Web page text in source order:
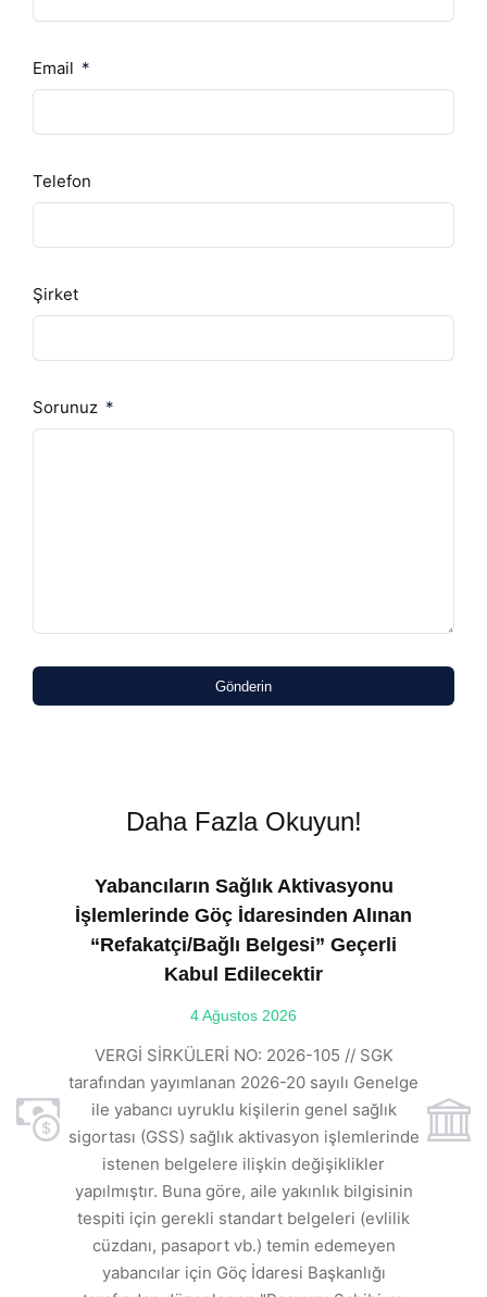
Email
Telefon
Şirket
Sorunuz
Gönderin
Daha Fazla Okuyun!
Yabancıların Sağlık Aktivasyonu
İşlemlerinde Göç İdaresinden Alınan
“Refakatçi/Bağlı Belgesi” Geçerli
Kabul Edilecektir
4 Ağustos 2026
VERGİ SİRKÜLERİ NO: 2026-105 // SGK
tarafından yayımlanan 2026-20 sayılı Genelge
ile yabancı uyruklu kişilerin genel sağlık
sigortası (GSS) sağlık aktivasyon işlemlerinde
istenen belgelere ilişkin değişiklikler
yapılmıştır. Buna göre, aile yakınlık bilgisinin
tespiti için gerekli standart belgeleri (evlilik
cüzdanı, pasaport vb.) temin edemeyen
yabancılar için Göç İdaresi Başkanlığı